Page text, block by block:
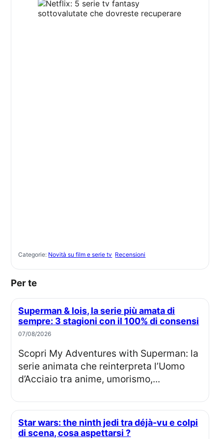
Categorie: Novità su film e serie tv Recensioni
Per te
Superman & lois, la serie più amata di
sempre: 3 stagioni con il 100% di consensi
07/08/2026
Scopri My Adventures with Superman: la
serie animata che reinterpreta l’Uomo
d’Acciaio tra anime, umorismo,...
Star wars: the ninth jedi tra déjà-vu e colpi
di scena, cosa aspettarsi ?